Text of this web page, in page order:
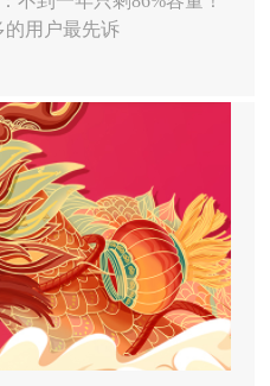
的用户最先诉